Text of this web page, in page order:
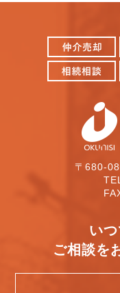
〒680-
いつ
ご相談を